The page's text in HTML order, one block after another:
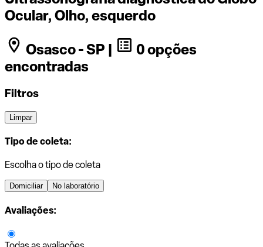
Ocular, Olho, esquerdo
Osasco - SP |
0 opções
encontradas
Filtros
Limpar
Tipo de coleta:
Escolha o tipo de coleta
Domiciliar No laboratório
Avaliações: